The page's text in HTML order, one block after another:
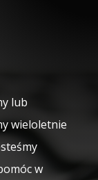
lub
wieloletnie
w